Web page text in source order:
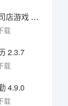
梦想寿司店游戏 v4.14.1安卓版
载
2.3.7
载
4.9.0
载